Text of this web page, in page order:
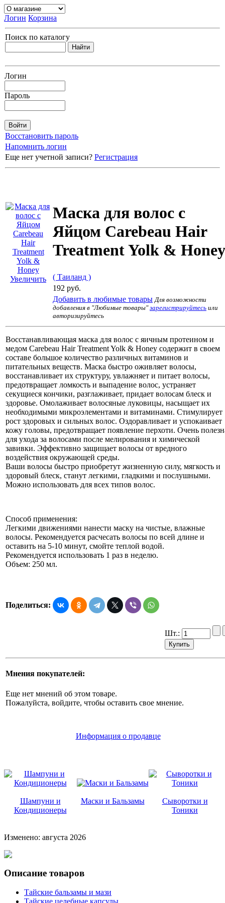
Логин Корзина
Поиск по каталогу
Логин
Пароль
Восстановить пароль
Напомнить логин
Еще нет учетной записи? Регистрация
Увеличить
Маска для волос с
Яйцом Carebeau Hair
Treatment Yolk & Honey
( Таиланд )
192 руб.
Добавить в любимые товары Для возможности
добавления в "Любимые товары"зарегистрируйтесь или
авторизируйтесь
Восстанавливающая маска для волос с яичным протеином и
медом Carebeau Hair Treatment Yolk & Honey содержит в своем
составе большое количество различных витаминов и
питательных веществ. Маска быстро оживляет волосы,
восстанавливает их структуру, увлажняет и питает волосы,
предотвращает ломкость и выпадение волос, устраняет
секущиеся кончики, разглаживает, придает волосам блеск и
здоровье. Омолаживает волосяные луковицы, насыщает их
необходимыми микроэлементами и витаминами. Стимулирует
рост здоровых и сильных волос. Оздоравливает и успокаивает
кожу головы, предотвращает появление перхоти. Очень
для ухода за волосами после мелирования и химической
завивки. Эффективно защищает волосы от вредного
воздействия окружающей среды.
Ваши волосы быстро приобретут жизненную силу, мягкость и
здоровый блеск, станут легкими, гладкими и послушными.
Можно использовать для всех типов волос.
Способ применения:
Легкими движениями нанести маску на чистые, влажные
волосы. Рекомендуется расчесать волосы по всей длине и
оставить на 5-10 минут, смойте теплой водой.
Рекомендуется использовать 1 раз в неделю.
Объем: 250 мл.
Поделиться:
Шт.:
Мнения покупателей:
Еще нет мнений об этом товаре.
Пожалуйста, войдите, чтобы оставить свое мнение.
Информация о продавце
Шампуни и
Кондиционеры
Маски и Бальзамы
Сыворотки и
Тоники
Изменено: августа 2026
Описание товаров
Тайские бальзамы и мази